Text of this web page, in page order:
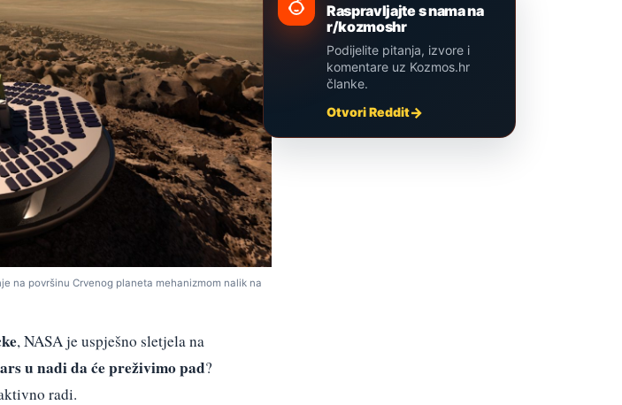
na površinu Crvenog planeta mehanizmom nalik na
, NASA je uspješno sletjela na
u nadi da će preživimo pad?
radi.
Raspravljajte s nama na
r/kozmoshr
Podijelite pitanja, izvore i
komentare uz Kozmos.hr
članke.
Otvori Reddit